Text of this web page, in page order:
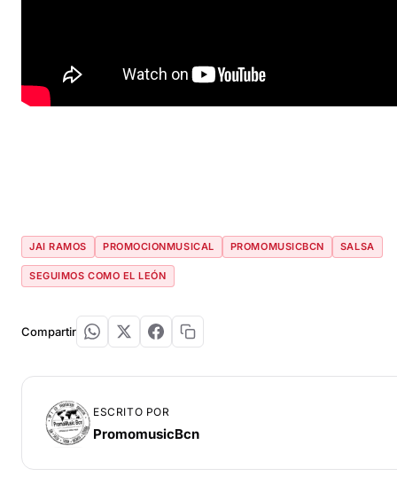
JAI RAMOS PROMOCIONMUSICAL PROMOMUSICBCN SALSA
SEGUIMOS COMO EL LEÓN
Compartir
ESCRITO POR
PromomusicBcn